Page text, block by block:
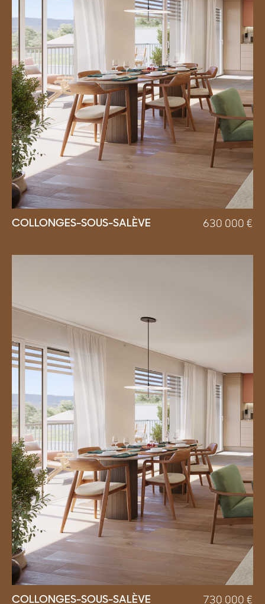
COLLONGES-SOUS-SALÈVE 630 000 €
COLLONGES-SOUS-SALÈVE 730 000 €